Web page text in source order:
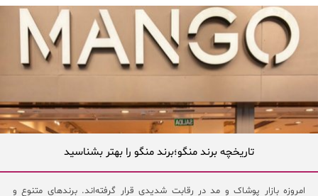
تاریخچه برند منگو؛برند منگو را بهتر بشناسید
امروزه بازار پوشاک و مد در رقابت شدیدی قرار گرفته‌اند. برندهای متنوع و